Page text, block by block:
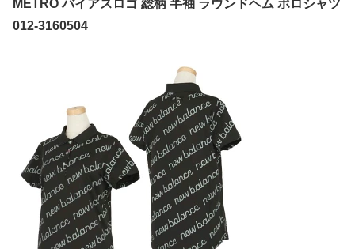
METRO バイアスロゴ 総柄 半袖 ラウンドヘム ポロシャツ
012-3160504